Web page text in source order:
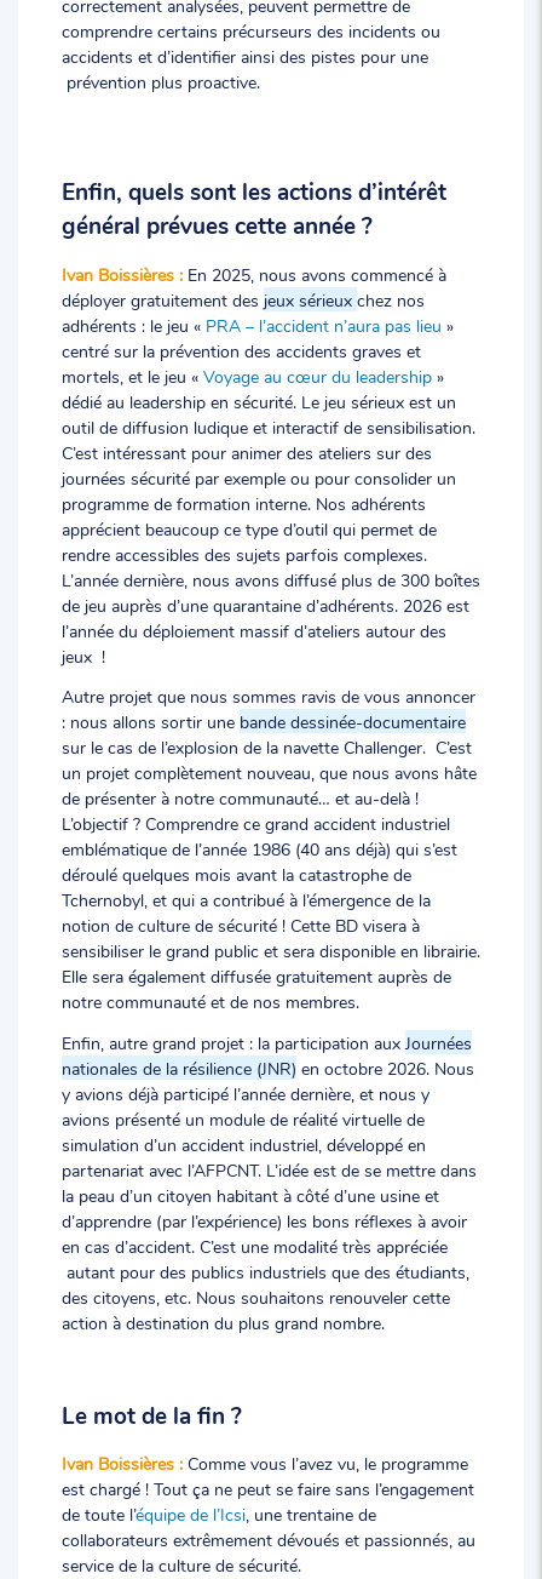
correctement analysées, peuvent permettre de
comprendre certains précurseurs des incidents ou
accidents et d’identifier ainsi des pistes pour une
prévention plus proactive.
Enfin, quels sont les actions d’intérêt
général prévues cette année ?
Ivan Boissières :En 2025, nous avons commencé à
déployer gratuitement des jeux sérieux chez nos
adhérents : le jeu « PRA – l’accident n’aura pas lieu »
centré sur la prévention des accidents graves et
mortels, et le jeu « Voyage au cœur du leadership »
dédié au leadership en sécurité. Le jeu sérieux est un
outil de diffusion ludique et interactif de sensibilisation.
C’est intéressant pour animer des ateliers sur des
journées sécurité par exemple ou pour consolider un
programme de formation interne. Nos adhérents
apprécient beaucoup ce type d’outil qui permet de
rendre accessibles des sujets parfois complexes.
L’année dernière, nous avons diffusé plus de 300 boîtes
de jeu auprès d’une quarantaine d’adhérents. 2026 est
l’année du déploiement massif d’ateliers autour des
jeux !
Autre projet que nous sommes ravis de vous annoncer
: nous allons sortir une bande dessinée-documentaire
sur le cas de l’explosion de la navette Challenger. C’est
un projet complètement nouveau, que nous avons hâte
de présenter à notre communauté… et au-delà !
L’objectif ? Comprendre ce grand accident industriel
emblématique de l’année 1986 (40 ans déjà) qui s’est
déroulé quelques mois avant la catastrophe de
Tchernobyl, et qui a contribué à l’émergence de la
notion de culture de sécurité ! Cette BD visera à
sensibiliser le grand public et sera disponible en librairie.
Elle sera également diffusée gratuitement auprès de
notre communauté et de nos membres.
Enfin, autre grand projet : la participation aux Journées
nationales de la résilience (JNR) en octobre 2026. Nous
y avions déjà participé l’année dernière, et nous y
avions présenté un module de réalité virtuelle de
simulation d’un accident industriel, développé en
partenariat avec l’AFPCNT. L’idée est de se mettre dans
la peau d’un citoyen habitant à côté d’une usine et
d’apprendre (par l’expérience) les bons réflexes à avoir
en cas d’accident. C’est une modalité très appréciée
autant pour des publics industriels que des étudiants,
des citoyens, etc. Nous souhaitons renouveler cette
action à destination du plus grand nombre.
Le mot de la fin ?
Ivan Boissières :Comme vous l’avez vu, le programme
est chargé ! Tout ça ne peut se faire sans l’engagement
de toute l’équipe de l’Icsi, une trentaine de
collaborateurs extrêmement dévoués et passionnés, au
service de la culture de sécurité.